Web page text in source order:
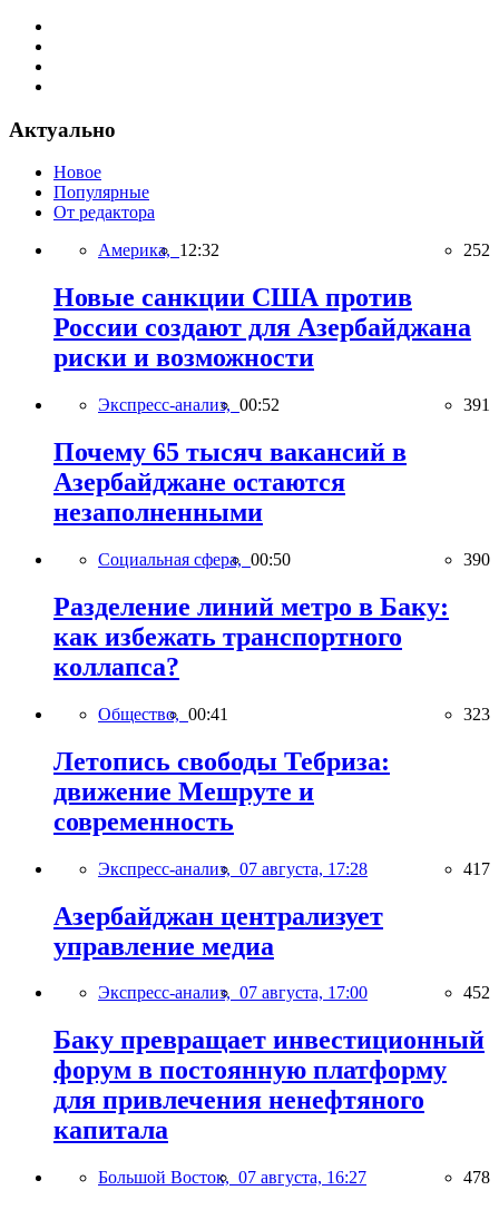
Актуально
Новое
Популярные
От редактора
Америка, 12:32 252
Новые санкции США против
России создают для Азербайджана
риски и возможности
Экспресс-анализ, 00:52 391
Почему 65 тысяч вакансий в
Азербайджане остаются
незаполненными
Социальная сфера, 00:50 390
Разделение линий метро в Баку:
как избежать транспортного
коллапса?
Общество, 00:41 323
Летопись свободы Тебриза:
движение Мешруте и
современность
Экспресс-анализ, 07 августа, 17:28 417
Азербайджан централизует
управление медиа
Экспресс-анализ, 07 августа, 17:00 452
Баку превращает инвестиционный
форум в постоянную платформу
для привлечения ненефтяного
капитала
Большой Восток, 07 августа, 16:27 478